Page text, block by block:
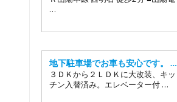
…
地下駐車場でお車も安心です。 …
３ＤＫから２ＬＤＫに大改装、キッ
チン入替済み。エレベーター付 …